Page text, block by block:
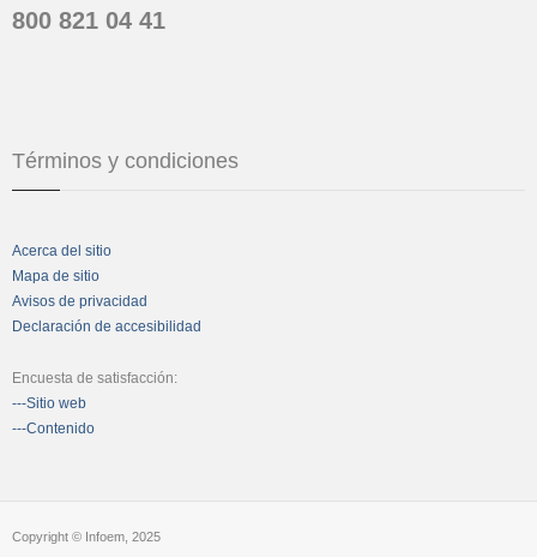
800 821 04 41
Términos y condiciones
Acerca del sitio
Mapa de sitio
Avisos de privacidad
Declaración de accesibilidad
Encuesta de satisfacción:
---Sitio web
---Contenido
Copyright © Infoem, 2025